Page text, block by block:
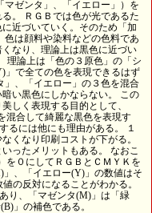
ゼンタ」、「イエロー」）を
。 ＲＧＢでは色が光であるた
近づいていく。そのため「加
は顔料や染料などの色料であ
なり、理論上は黒色に近づい
理論上は「色の３原色」の「シ
」で全ての色を表現できるはず
」、「イエロー」の３色を混合
い黒色にしかならない。 この
しく表現する目的として、
混合して綺麗な黒色を表現す
るには他にも理由がある。 １
くなり印刷コストが下がる。
メリットもある。 なおこ
を０にしてＲＧＢとＣＭＹＫを
、「イエロー(Y)」の数値はそ
の反対になることがわかる。
り、「マゼンタ(M)」は「緑
」の補色である。